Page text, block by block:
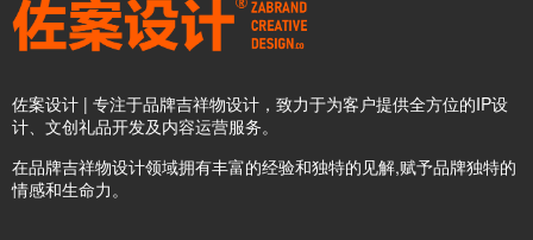
佐案设计 | 专注于品牌吉祥物设计，致力于为客户提供全方位的IP设
计、文创礼品开发及内容运营服务。
在品牌吉祥物设计领域拥有丰富的经验和独特的见解,赋予品牌独特的
情感和生命力。